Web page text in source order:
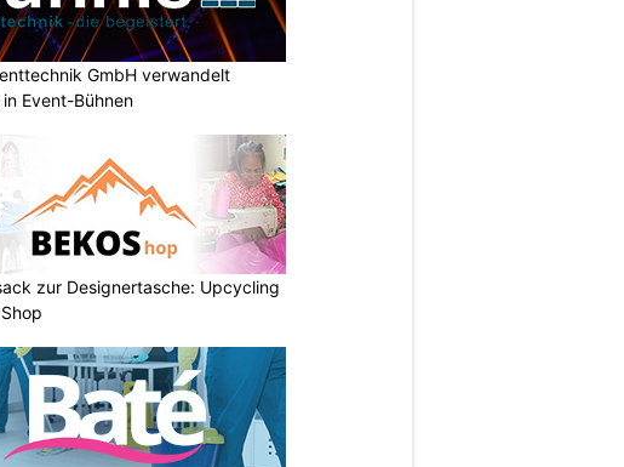
GmbH verwandelt
Event-Bühnen
zur Designertasche: Upcycling